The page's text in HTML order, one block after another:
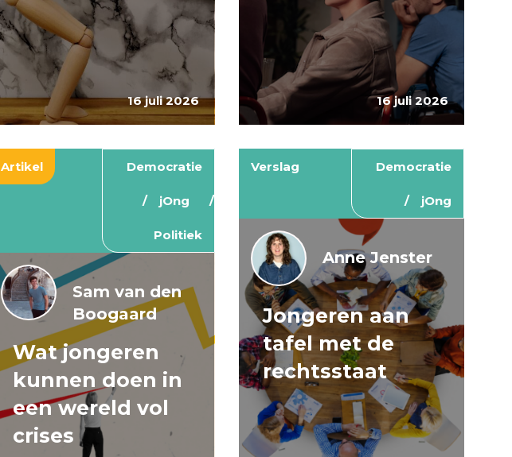
16 juli 2026 16 juli 2026
Artikel Democratie
jOng
Politiek
Sam van den
Boogaard
Wat jongeren
kunnen doen in
een wereld vol
crises
Verslag Democratie
jOng
Anne Jenster
Jongeren aan
tafel met de
rechtsstaat